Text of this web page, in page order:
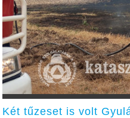
Két tűzeset is volt